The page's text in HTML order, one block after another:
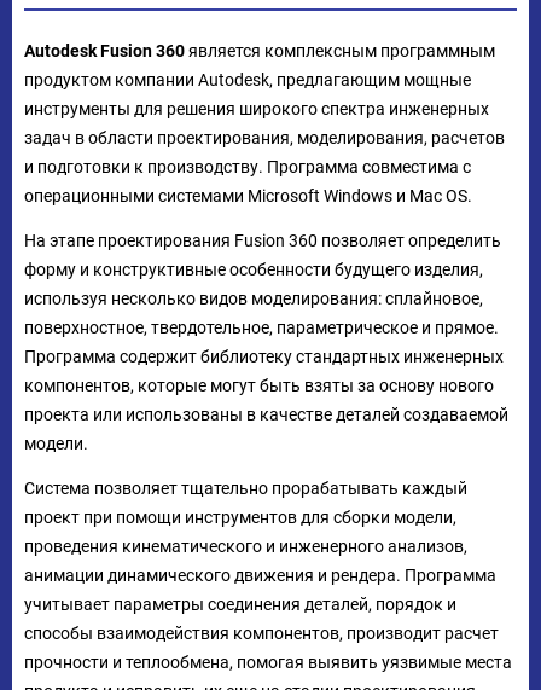
Autodesk Fusion 360является комплексным программным
продуктом компании Autodesk, предлагающим мощные
инструменты для решения широкого спектра инженерных
задач в области проектирования, моделирования, расчетов
и подготовки к производству. Программа совместима с
операционными системами Microsoft Windows и Mac OS.
На этапе проектирования Fusion 360 позволяет определить
форму и конструктивные особенности будущего изделия,
используя несколько видов моделирования: сплайновое,
поверхностное, твердотельное, параметрическое и прямое.
Программа содержит библиотеку стандартных инженерных
компонентов, которые могут быть взяты за основу нового
проекта или использованы в качестве деталей создаваемой
модели.
Система позволяет тщательно прорабатывать каждый
проект при помощи инструментов для сборки модели,
проведения кинематического и инженерного анализов,
анимации динамического движения и рендера. Программа
учитывает параметры соединения деталей, порядок и
способы взаимодействия компонентов, производит расчет
прочности и теплообмена, помогая выявить уязвимые места